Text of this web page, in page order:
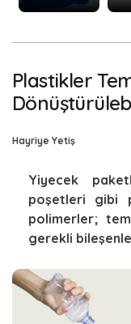
?
Plastikler
Hayriye Yetiş
Yiyecek
poşetleri gibi
polimerler;
gerekli